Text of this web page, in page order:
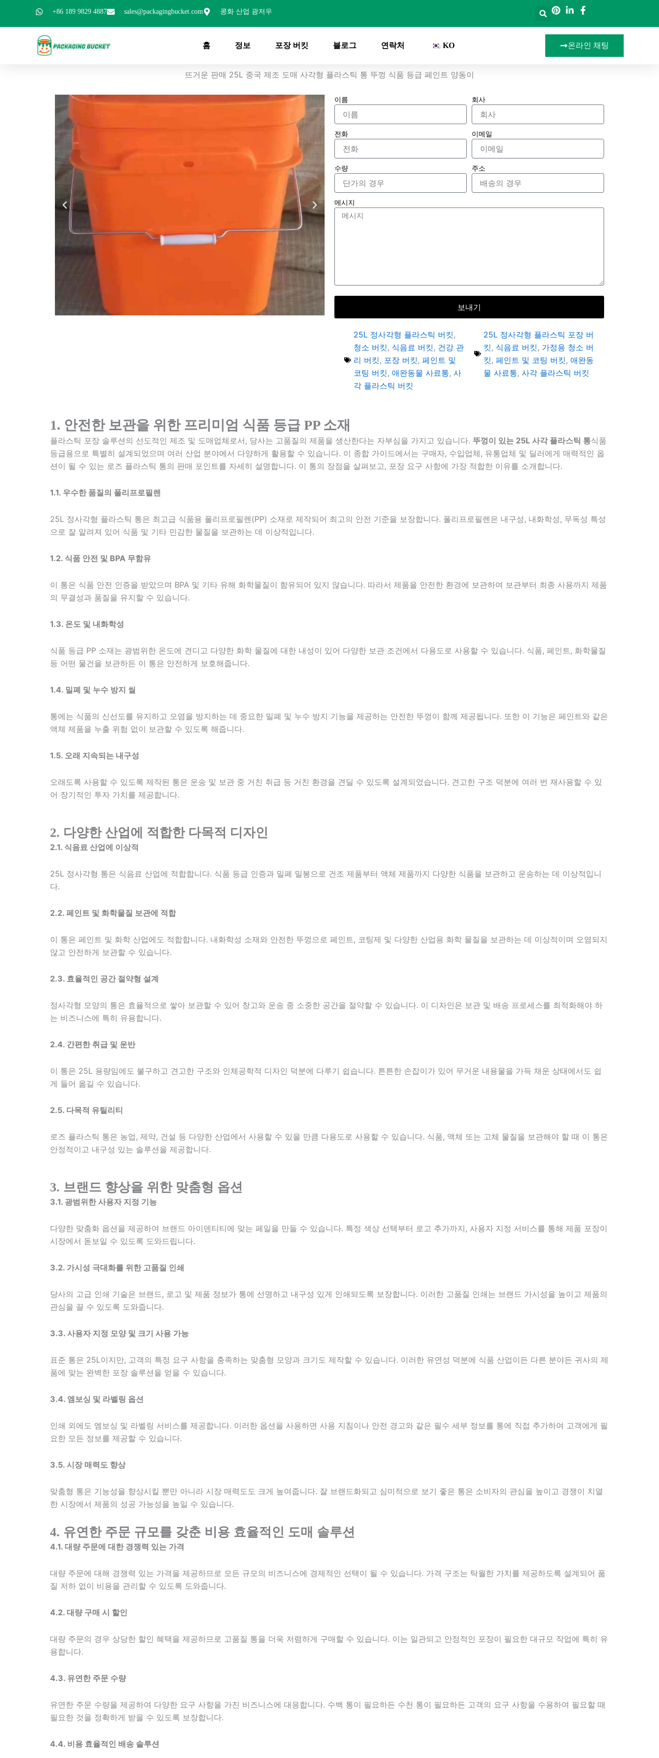
+86 189 9829 4887 sales@packagingbucket.com 콩화 산업 광저우
홈 정보 포장 버킷 블로그 연락처 KO 온라인 채팅
뜨거운 판매 25L 중국 제조 도매 사각형 플라스틱 통 뚜껑 식품 등급 페인트 양동이
이름 회사
전화 이메일
수량 주소
메시지
보내기
25L 정사각형 플라스틱 버킷,
청소 버킷, 식음료 버킷, 건강 관
리 버킷, 포장 버킷, 페인트 및
코팅 버킷, 애완동물 사료통, 사
각 플라스틱 버킷
25L 정사각형 플라스틱 포장 버
킷, 식음료 버킷, 가정용 청소 버
킷, 페인트 및 코팅 버킷, 애완동
물 사료통, 사각 플라스틱 버킷
1. 안전한 보관을 위한 프리미엄 식품 등급 PP 소재
플라스틱 포장 솔루션의 선도적인 제조 및 도매업체로서, 당사는 고품질의 제품을 생산한다는 자부심을 가지고 있습니다. 뚜껑이 있는 25L 사각 플라스틱 통식품
등급용으로 특별히 설계되었으며 여러 산업 분야에서 다양하게 활용할 수 있습니다. 이 종합 가이드에서는 구매자, 수입업체, 유통업체 및 딜러에게 매력적인 옵
션이 될 수 있는 로즈 플라스틱 통의 판매 포인트를 자세히 설명합니다. 이 통의 장점을 살펴보고, 포장 요구 사항에 가장 적합한 이유를 소개합니다.
1.1. 우수한 품질의 폴리프로필렌
25L 정사각형 플라스틱 통은 최고급 식품용 폴리프로필렌(PP) 소재로 제작되어 최고의 안전 기준을 보장합니다. 폴리프로필렌은 내구성, 내화학성, 무독성 특성
으로 잘 알려져 있어 식품 및 기타 민감한 물질을 보관하는 데 이상적입니다.
1.2. 식품 안전 및 BPA 무함유
이 통은 식품 안전 인증을 받았으며 BPA 및 기타 유해 화학물질이 함유되어 있지 않습니다. 따라서 제품을 안전한 환경에 보관하여 보관부터 최종 사용까지 제품
의 무결성과 품질을 유지할 수 있습니다.
1.3. 온도 및 내화학성
식품 등급 PP 소재는 광범위한 온도에 견디고 다양한 화학 물질에 대한 내성이 있어 다양한 보관 조건에서 다용도로 사용할 수 있습니다. 식품, 페인트, 화학물질
등 어떤 물건을 보관하든 이 통은 안전하게 보호해줍니다.
1.4. 밀폐 및 누수 방지 씰
통에는 식품의 신선도를 유지하고 오염을 방지하는 데 중요한 밀폐 및 누수 방지 기능을 제공하는 안전한 뚜껑이 함께 제공됩니다. 또한 이 기능은 페인트와 같은
액체 제품을 누출 위험 없이 보관할 수 있도록 해줍니다.
1.5. 오래 지속되는 내구성
오래도록 사용할 수 있도록 제작된 통은 운송 및 보관 중 거친 취급 등 거친 환경을 견딜 수 있도록 설계되었습니다. 견고한 구조 덕분에 여러 번 재사용할 수 있
어 장기적인 투자 가치를 제공합니다.
2. 다양한 산업에 적합한 다목적 디자인
2.1. 식음료 산업에 이상적
25L 정사각형 통은 식음료 산업에 적합합니다. 식품 등급 인증과 밀폐 밀봉으로 건조 제품부터 액체 제품까지 다양한 식품을 보관하고 운송하는 데 이상적입니
다.
2.2. 페인트 및 화학물질 보관에 적합
이 통은 페인트 및 화학 산업에도 적합합니다. 내화학성 소재와 안전한 뚜껑으로 페인트, 코팅제 및 다양한 산업용 화학 물질을 보관하는 데 이상적이며 오염되지
않고 안전하게 보관할 수 있습니다.
2.3. 효율적인 공간 절약형 설계
정사각형 모양의 통은 효율적으로 쌓아 보관할 수 있어 창고와 운송 중 소중한 공간을 절약할 수 있습니다. 이 디자인은 보관 및 배송 프로세스를 최적화해야 하
는 비즈니스에 특히 유용합니다.
2.4. 간편한 취급 및 운반
이 통은 25L 용량임에도 불구하고 견고한 구조와 인체공학적 디자인 덕분에 다루기 쉽습니다. 튼튼한 손잡이가 있어 무거운 내용물을 가득 채운 상태에서도 쉽
게 들어 옮길 수 있습니다.
2.5. 다목적 유틸리티
로즈 플라스틱 통은 농업, 제약, 건설 등 다양한 산업에서 사용할 수 있을 만큼 다용도로 사용할 수 있습니다. 식품, 액체 또는 고체 물질을 보관해야 할 때 이 통은
안정적이고 내구성 있는 솔루션을 제공합니다.
3. 브랜드 향상을 위한 맞춤형 옵션
3.1. 광범위한 사용자 지정 기능
다양한 맞춤화 옵션을 제공하여 브랜드 아이덴티티에 맞는 페일을 만들 수 있습니다. 특정 색상 선택부터 로고 추가까지, 사용자 지정 서비스를 통해 제품 포장이
시장에서 돋보일 수 있도록 도와드립니다.
3.2. 가시성 극대화를 위한 고품질 인쇄
당사의 고급 인쇄 기술은 브랜드, 로고 및 제품 정보가 통에 선명하고 내구성 있게 인쇄되도록 보장합니다. 이러한 고품질 인쇄는 브랜드 가시성을 높이고 제품의
관심을 끌 수 있도록 도와줍니다.
3.3. 사용자 지정 모양 및 크기 사용 가능
표준 통은 25L이지만, 고객의 특정 요구 사항을 충족하는 맞춤형 모양과 크기도 제작할 수 있습니다. 이러한 유연성 덕분에 식품 산업이든 다른 분야든 귀사의 제
품에 맞는 완벽한 포장 솔루션을 얻을 수 있습니다.
3.4. 엠보싱 및 라벨링 옵션
인쇄 외에도 엠보싱 및 라벨링 서비스를 제공합니다. 이러한 옵션을 사용하면 사용 지침이나 안전 경고와 같은 필수 세부 정보를 통에 직접 추가하여 고객에게 필
요한 모든 정보를 제공할 수 있습니다.
3.5. 시장 매력도 향상
맞춤형 통은 기능성을 향상시킬 뿐만 아니라 시장 매력도도 크게 높여줍니다. 잘 브랜드화되고 심미적으로 보기 좋은 통은 소비자의 관심을 높이고 경쟁이 치열
한 시장에서 제품의 성공 가능성을 높일 수 있습니다.
4. 유연한 주문 규모를 갖춘 비용 효율적인 도매 솔루션
4.1. 대량 주문에 대한 경쟁력 있는 가격
대량 주문에 대해 경쟁력 있는 가격을 제공하므로 모든 규모의 비즈니스에 경제적인 선택이 될 수 있습니다. 가격 구조는 탁월한 가치를 제공하도록 설계되어 품
질 저하 없이 비용을 관리할 수 있도록 도와줍니다.
4.2. 대량 구매 시 할인
대량 주문의 경우 상당한 할인 혜택을 제공하므로 고품질 통을 더욱 저렴하게 구매할 수 있습니다. 이는 일관되고 안정적인 포장이 필요한 대규모 작업에 특히 유
용합니다.
4.3. 유연한 주문 수량
유연한 주문 수량을 제공하여 다양한 요구 사항을 가진 비즈니스에 대응합니다. 수백 통이 필요하든 수천 통이 필요하든 고객의 요구 사항을 수용하여 필요할 때
필요한 것을 정확하게 받을 수 있도록 보장합니다.
4.4. 비용 효율적인 배송 솔루션